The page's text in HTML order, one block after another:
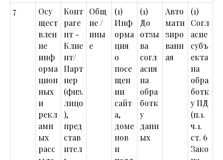
7
Осу
щест
влен
ие
инф
орма
цион
ных
и
рекл
амн
ых
расс
Конт
раге
нт -
Клие
нт/
Парт
нер
(физ.
лицо
),
пред
став
ител
Общ
ие /
ины
е
(1)
Инф
орма
ция
о
посе
щен
ии
сайт
а,
доме
нов
и
(1)
До
отзы
ва
согл
асия
на
обра
ботк
у
данн
ых
Авто
мати
зиро
ванн
ая
(1)
Согл
асие
субъ
екта
на
обра
ботк
у ПД
(п.1.
ч.1.
ст. 6
Зако